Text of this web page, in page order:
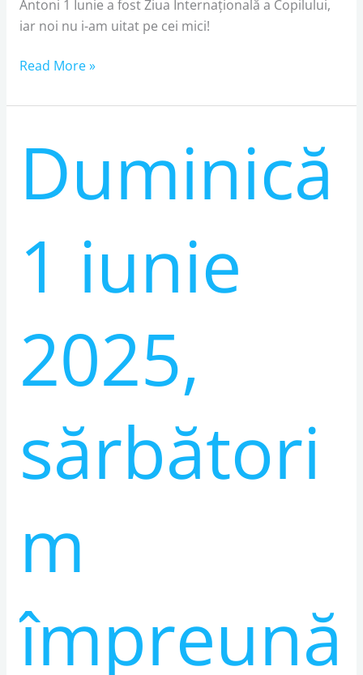
Antoni 1 Iunie a fost Ziua Internațională a Copilului,
iar noi nu i-am uitat pe cei mici!
Read More »
Duminică
1 iunie
2025,
sărbători
m
împreună
2025,
împreună
Ziua
și
Ziua
Copilului